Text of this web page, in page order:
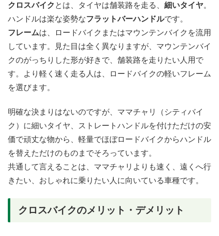
クロスバイク とは、タイヤは舗装路を走る、 細いタイヤ。
ハンドルは楽な姿勢なフラットバーハンドルです。
フレームは、ロードバイクまたはマウンテンバイクを流用
しています。見た目は全く異なりますが、マウンテンバイ
クのがっちりした形が好きで、舗装路を走りたい人用で
す。より軽く速く走る人は、ロードバイクの軽いフレーム
を選びます。
明確な決まりはないのですが、ママチャリ（シティバイ
ク）に細いタイヤ、ストレートハンドルを付けただけの安
価で頑丈な物から、軽量でほぼロードバイクからハンドル
を替えただけのものまでそろっています。
共通して言えることは、ママチャリよりも速く、遠くへ行
きたい、おしゃれに乗りたい人に向いている車種です。
クロスバイクのメリット・デメリット